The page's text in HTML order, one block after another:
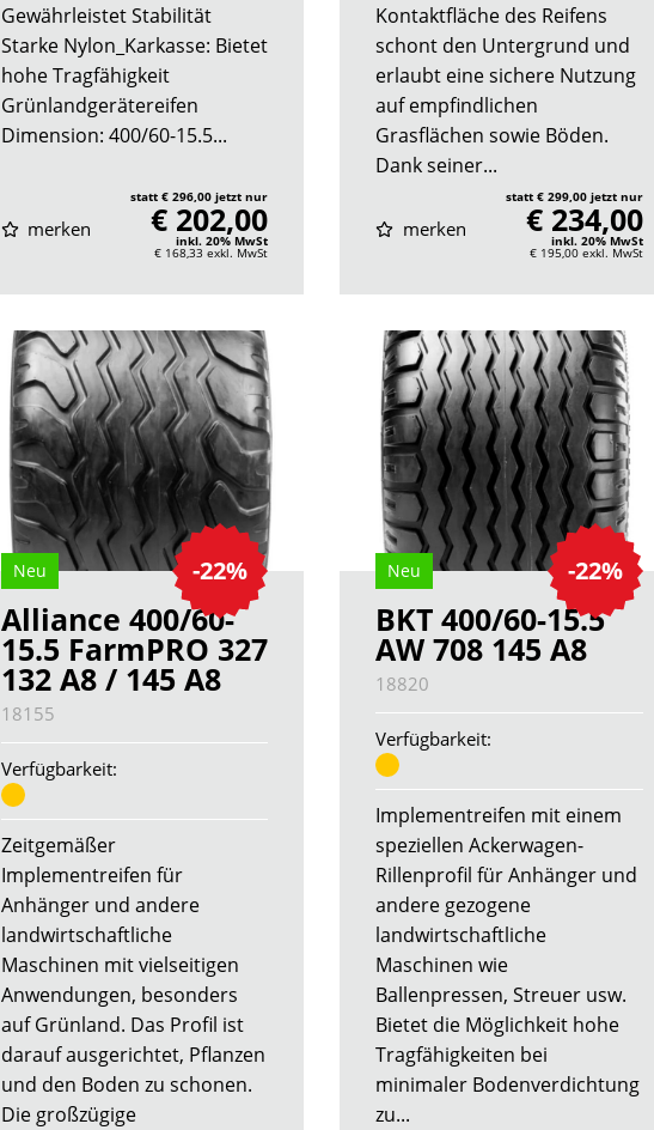
Gewährleistet Stabilität
Starke Nylon_Karkasse: Bietet
hohe Tragfähigkeit
Grünlandgerätereifen
Dimension: 400/60-15.5...
merken
statt € 296,00 jetzt nur
€ 202,00
inkl. 20% MwSt
€ 168,33 exkl. MwSt
Kontaktfläche des Reifens
schont den Untergrund und
erlaubt eine sichere Nutzung
auf empfindlichen
Grasflächen sowie Böden.
Dank seiner...
merken
statt € 299,00 jetzt nur
€ 234,00
inkl. 20% MwSt
€ 195,00 exkl. MwSt
-22%
Neu
Alliance 400/60-
15.5 FarmPRO 327
132 A8 / 145 A8
18155
Verfügbarkeit:
Zeitgemäßer
Implementreifen für
Anhänger und andere
landwirtschaftliche
Maschinen mit vielseitigen
Anwendungen, besonders
auf Grünland. Das Profil ist
darauf ausgerichtet, Pflanzen
und den Boden zu schonen.
Die großzügige
-22%
Neu
BKT 400/60-15.5
AW 708 145 A8
18820
Verfügbarkeit:
Implementreifen mit einem
speziellen Ackerwagen-
Rillenprofil für Anhänger und
andere gezogene
landwirtschaftliche
Maschinen wie
Ballenpressen, Streuer usw.
Bietet die Möglichkeit hohe
Tragfähigkeiten bei
minimaler Bodenverdichtung
zu...